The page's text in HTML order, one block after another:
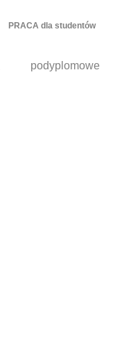
PRACA dla studentów
podyplomowe